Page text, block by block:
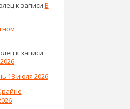
к записи В
к записи
18 июля 2026